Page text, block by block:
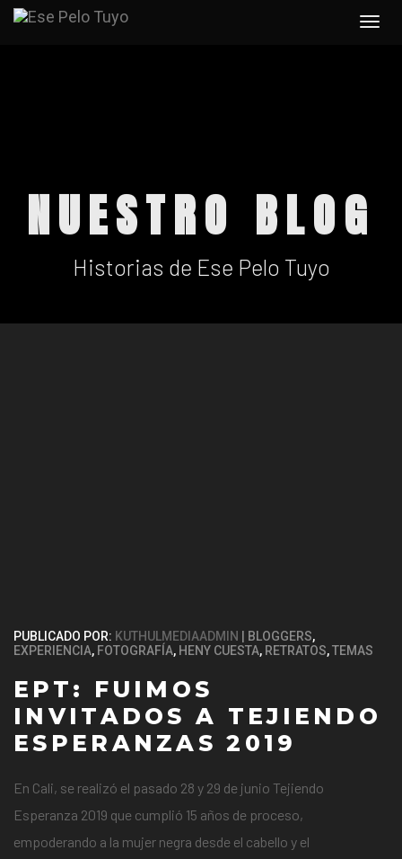
NUESTRO BLOG
Historias de Ese Pelo Tuyo
PUBLICADO POR: KUTHULMEDIAADMIN BLOGGERS,
EXPERIENCIA, FOTOGRAFÍA, HENY CUESTA, RETRATOS,TEMAS
EPT: FUIMOS
INVITADOS A TEJIENDO
ESPERANZAS 2019
En Cali, se realizó el pasado 28 y 29 de junio Tejiendo
Esperanza 2019 que cumplió 15 años de proceso,
empoderando a la mujer negra desde el cabello y el